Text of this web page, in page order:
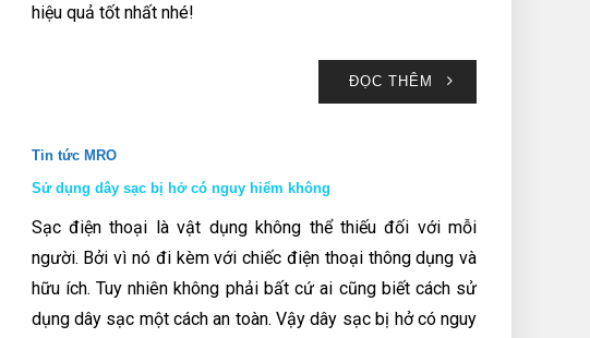
hiệu quả tốt nhất nhé!
ĐỌC THÊM
Tin tức MRO
Sử dụng dây sạc bị hở có nguy hiểm không
Sạc điện thoại là vật dụng không thể thiếu đối với mỗi
người. Bởi vì nó đi kèm với chiếc điện thoại thông dụng và
hữu ích. Tuy nhiên không phải bất cứ ai cũng biết cách sử
dụng dây sạc một cách an toàn. Vậy dây sạc bị hở có nguy